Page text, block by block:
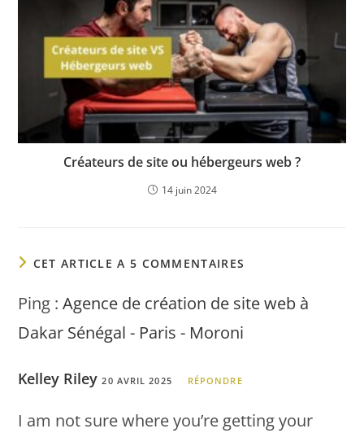
Créateurs de site ou hébergeurs web ?
14 juin 2024
CET ARTICLE A 5 COMMENTAIRES
Ping :Agence de création de site web à
Dakar Sénégal - Paris - Moroni
Kelley Riley 20 AVRIL 2025 RÉPONDRE
I am not sure where you’re getting your